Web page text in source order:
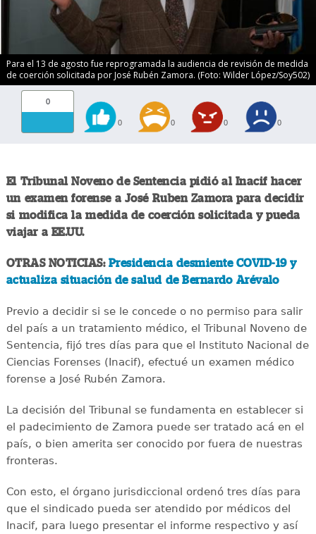
Para el 13 de agosto fue reprogramada la audiencia de revisión de medida
de coerción solicitada por José Rubén Zamora. (Foto: Wilder López/Soy502)
0
0 0 0 0
El Tribunal Noveno de Sentencia pidió al Inacif hacer
un examen forense a José Ruben Zamora para decidir
si modifica la medida de coerción solicitada y pueda
viajar a EE.UU.
OTRAS NOTICIAS: Presidencia desmiente COVID-19 y
actualiza situación de salud de Bernardo Arévalo
Previo a decidir si se le concede o no permiso para salir
del país a un tratamiento médico, el Tribunal Noveno de
Sentencia, fijó tres días para que el Instituto Nacional de
Ciencias Forenses (Inacif), efectué un examen médico
forense a José Rubén Zamora.
La decisión del Tribunal se fundamenta en establecer si
el padecimiento de Zamora puede ser tratado acá en el
país, o bien amerita ser conocido por fuera de nuestras
fronteras.
Con esto, el órgano jurisdiccional ordenó tres días para
que el sindicado pueda ser atendido por médicos del
Inacif, para luego presentar el informe respectivo y así